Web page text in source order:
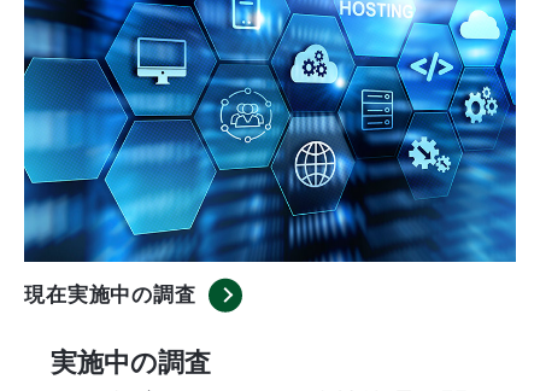
現在実施中の調査
実施中の調査